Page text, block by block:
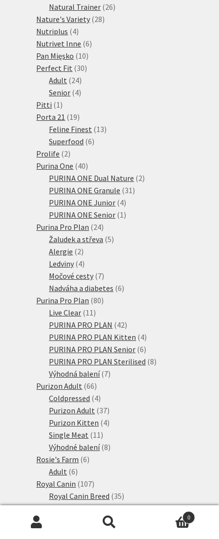
produktů
Natural Trainer 2626
Nature's Variety 2828
Nutriplus 44
produkty
Nutrivet Inne 66
Pan Mięsko 1010
produktů
Perfect Fit 3030
Adult 2424
produktů
Senior 44
Pitti 1 1
produkt
Porta 21 1919
produktů
Feline Finest 1313
Superfood 66
Prolife 22
produkty
Purina One 4040
produktů
PURINA ONE Dual Nature 22
PURINA ONE Granule 31 31
PURINA ONE Junior 44
produkty
PURINA ONE Senior 1 1
Purina Pro Plan 2424
produktů
Žaludek a střeva 55
Alergie 22
produkty
Ledviny 44
produkty
Močové cesty 77
produktů
Nadváha a diabetes 66
Purina Pro Plan 8080
Live Clear 11 11
produktů
PURINA PRO PLAN 4242
produktů
PURINA PRO PLAN Kitten 44
produkty
PURINA PRO PLAN Senior 66
produktů
PURINA PRO PLAN Sterilised 88
Výhodná balení 77
Purizon Adult 6666
produktů
Coldpressed 44
produkty
Purizon Adult 3737
produktů
Purizon Kitten 44
Single Meat 11 11
produktů
Výhodné balení 88
Rosie's Farm 66
Adult 66
produktů
Royal Canin 107107
produktů
Royal Canin Breed 3535
produktů
Royal Canin Care 1818
Royal Canin Health 0